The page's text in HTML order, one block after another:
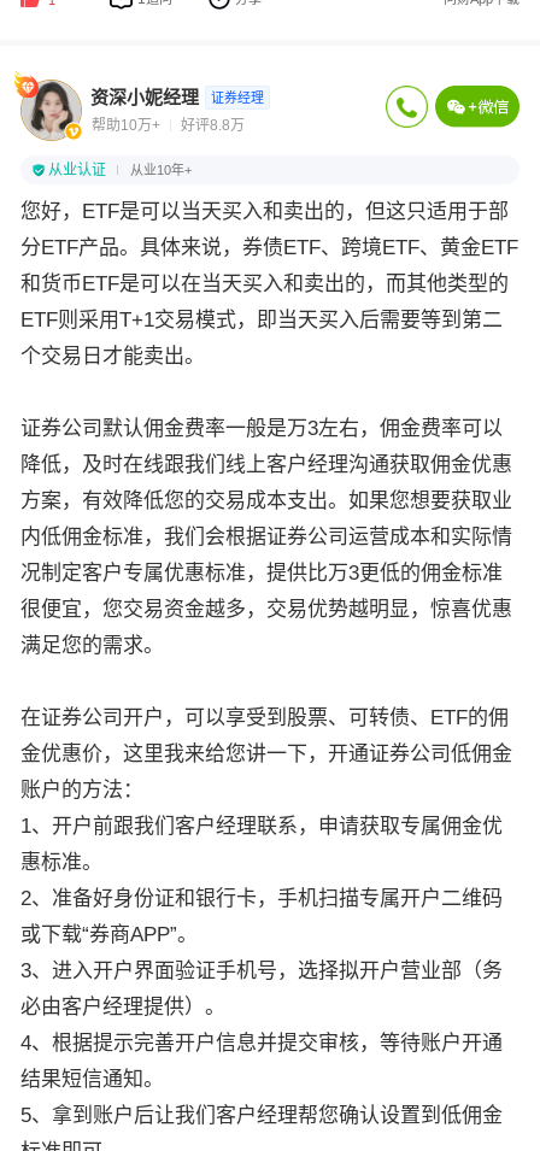
资深小妮经理 证券经理
帮助10万+ 好评8.8万
从业认证 从业10年+
您好，ETF是可以当天买入和卖出的，但这只适用于部
分ETF产品。具体来说，券债ETF、跨境ETF、黄金ETF
和货币ETF是可以在当天买入和卖出的，而其他类型的
ETF则采用T+1交易模式，即当天买入后需要等到第二
个交易日才能卖出。
证券公司默认佣金费率一般是万3左右，佣金费率可以
降低，及时在线跟我们线上客户经理沟通获取佣金优惠
方案，有效降低您的交易成本支出。如果您想要获取业
内低佣金标准，我们会根据证券公司运营成本和实际情
况制定客户专属优惠标准，提供比万3更低的佣金标准
很便宜，您交易资金越多，交易优势越明显，惊喜优惠
满足您的需求。
在证券公司开户，可以享受到股票、可转债、ETF的佣
金优惠价，这里我来给您讲一下，开通证券公司低佣金
账户的方法：
1、开户前跟我们客户经理联系，申请获取专属佣金优
惠标准。
2、准备好身份证和银行卡，手机扫描专属开户二维码
或下载“券商APP”。
3、进入开户界面验证手机号，选择拟开户营业部（务
必由客户经理提供）。
4、根据提示完善开户信息并提交审核，等待账户开通
结果短信通知。
5、拿到账户后让我们客户经理帮您确认设置到低佣金